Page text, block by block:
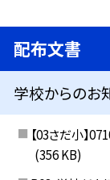
配布文書
学校からのお
【03さだ小】
(356 KB)